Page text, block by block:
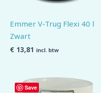
Emmer V-Trug Flexi 40 l
Zwart
€ 13,81 incl. btw
Save